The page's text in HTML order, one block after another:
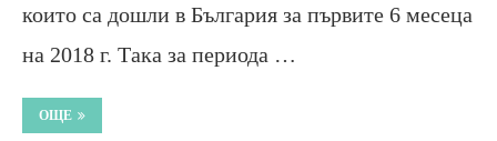
които са дошли в България за първите 6 месеца
на 2018 г. Така за периода …
ОЩЕ